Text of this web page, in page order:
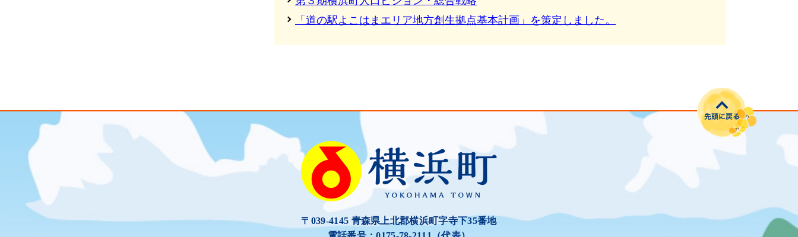
「道の駅よこはまエリア地方創生拠点基本計画」を策定しました。
〒039-4145 青森県上北郡横浜町字寺下35番地